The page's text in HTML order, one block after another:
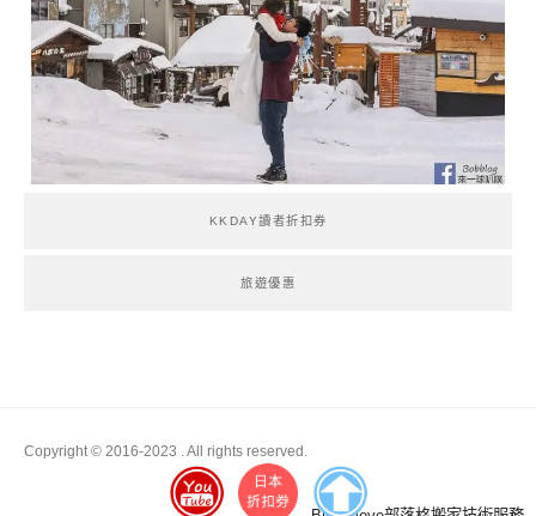
KKDAY讀者折扣券
旅遊優惠
Copyright © 2016-2023 . All rights reserved.